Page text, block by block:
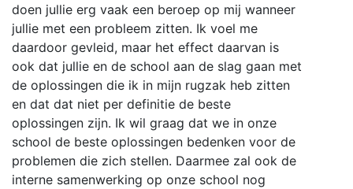
doen jullie erg vaak een beroep op mij wanneer
jullie met een probleem zitten. Ik voel me
daardoor gevleid, maar het effect daarvan is
ook dat jullie en de school aan de slag gaan met
de oplossingen die ik in mijn rugzak heb zitten
en dat dat niet per definitie de beste
oplossingen zijn. Ik wil graag dat we in onze
school de beste oplossingen bedenken voor de
problemen die zich stellen. Daarmee zal ook de
interne samenwerking op onze school nog